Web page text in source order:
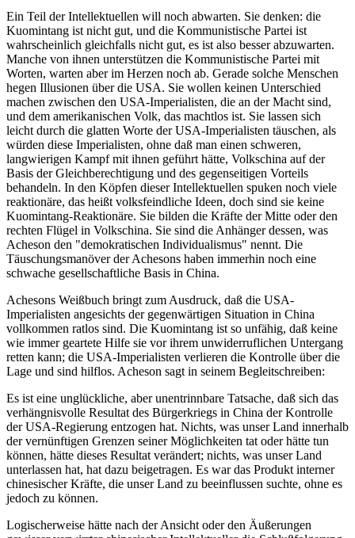
Ein Teil der Intellektuellen will noch abwarten. Sie denken: die
Kuomintang ist nicht gut, und die Kommunistische Partei ist
wahrscheinlich gleichfalls nicht gut, es ist also besser abzuwarten.
Manche von ihnen unterstützen die Kommunistische Partei mit
Worten, warten aber im Herzen noch ab. Gerade solche Menschen
hegen Illusionen über die USA. Sie wollen keinen Unterschied
machen zwischen den USA-Imperialisten, die an der Macht sind,
und dem amerikanischen Volk, das machtlos ist. Sie lassen sich
leicht durch die glatten Worte der USA-Imperialisten täuschen, als
würden diese Imperialisten, ohne daß man einen schweren,
langwierigen Kampf mit ihnen geführt hätte, Volkschina auf der
Basis der Gleichberechtigung und des gegenseitigen Vorteils
behandeln. In den Köpfen dieser Intellektuellen spuken noch viele
reaktionäre, das heißt volksfeindliche Ideen, doch sind sie keine
Kuomintang-Reaktionäre. Sie bilden die Kräfte der Mitte oder den
rechten Flügel in Volkschina. Sie sind die Anhänger dessen, was
Acheson den "demokratischen Individualismus" nennt. Die
Täuschungsmanöver der Achesons haben immerhin noch eine
schwache gesellschaftliche Basis in China.
Achesons Weißbuch bringt zum Ausdruck, daß die USA-
Imperialisten angesichts der gegenwärtigen Situation in China
vollkommen ratlos sind. Die Kuomintang ist so unfähig, daß keine
wie immer geartete Hilfe sie vor ihrem unwiderruflichen Untergang
retten kann; die USA-Imperialisten verlieren die Kontrolle über die
Lage und sind hilflos. Acheson sagt in seinem Begleitschreiben:
Es ist eine unglückliche, aber unentrinnbare Tatsache, daß sich das
verhängnisvolle Resultat des Bürgerkriegs in China der Kontrolle
der USA-Regierung entzogen hat. Nichts, was unser Land innerhalb
der vernünftigen Grenzen seiner Möglichkeiten tat oder hätte tun
können, hätte dieses Resultat verändert; nichts, was unser Land
unterlassen hat, hat dazu beigetragen. Es war das Produkt interner
chinesischer Kräfte, die unser Land zu beeinflussen suchte, ohne es
jedoch zu können.
Logischerweise hätte nach der Ansicht oder den Äußerungen